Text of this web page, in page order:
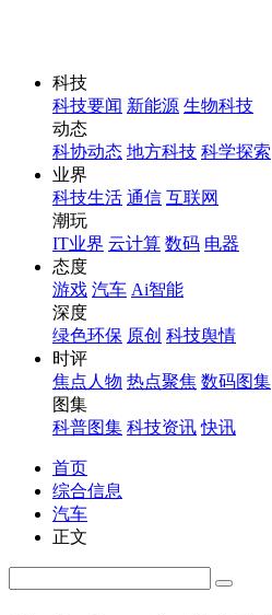
科技
科技要闻 新能源 生物科技
动态
科协动态 地方科技 科学探索
业界
科技生活 通信 互联网
潮玩
IT业界 云计算 数码 电器
态度
游戏 汽车 Ai智能
深度
绿色环保 原创 科技舆情
时评
焦点人物 热点聚焦 数码图集
图集
科普图集 科技资讯 快讯
首页
综合信息
汽车
正文